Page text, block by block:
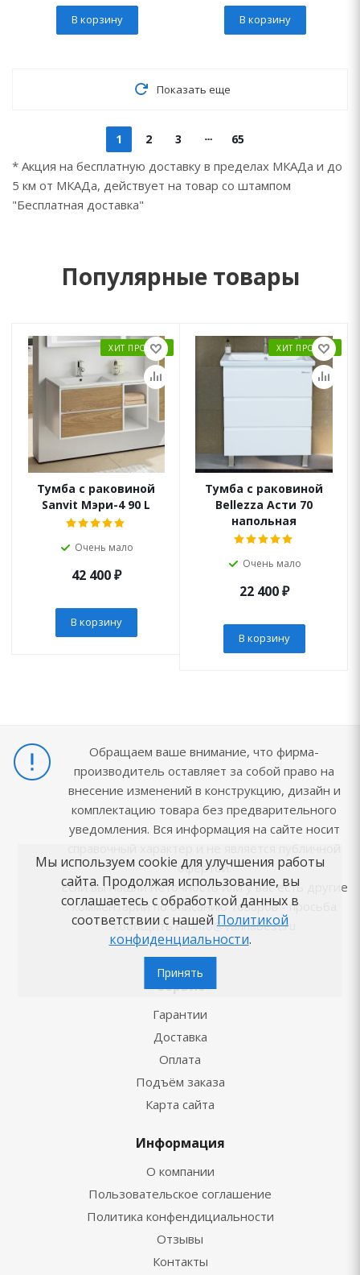
В корзину В корзину
Показать еще
1 2 3 65
* Акция на бесплатную доставку в пределах МКАДа и до
5 км от МКАДа, действует на товар со штампом
"Бесплатная доставка"
Популярные товары
ХИТ ПРОДАЖ
Тумба с раковиной
Sanvit Мэри-4 90 L
Очень мало
42 400₽
В корзину
ХИТ ПРОДАЖ
Тумба с раковиной
Bellezza Асти 70
напольная
Очень мало
22 400₽
В корзину
Обращаем ваше внимание, что фирма-
производитель оставляет за собой право на
внесение изменений в конструкцию, дизайн и
комплектацию товара без предварительного
уведомления. Вся информация на сайте носит
офертой.
Если вы нашли неточность или у вас есть другие
комментарии по описанию товаров - просьба
сообщить наinfo@vannabest.ru
Сервис
Гарантии
Доставка
Оплата
Подъём заказа
Карта сайта
Информация
О компании
Пользовательское соглашение
Политика конфендициальности
Отзывы
Контакты
Мы используем cookie для улучшения работы
сайта. Продолжая использование, вы
соглашаетесь с обработкой данных в
соответствии с нашей Политикой
конфиденциальности.
Принять